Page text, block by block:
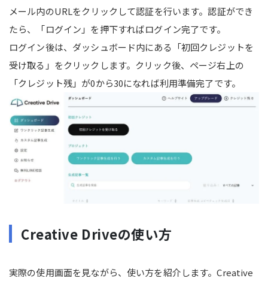
メール内のURLをクリックして認証を行います。認証ができ
たら、「ログイン」を押下すればログイン完了です。
ログイン後は、ダッシュボード内にある「初回クレジットを
受け取る」をクリックします。クリック後、ページ右上の
「クレジット残」が0から30になれば利用準備完了です。
Creative Driveの使い方
実際の使用画面を見ながら、使い方を紹介します。Creative